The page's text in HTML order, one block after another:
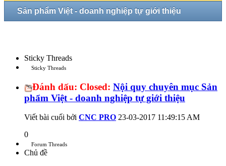
Sản phẩm Việt - doanh nghiệp tự giới thiệu
Sticky Threads
Sticky Threads
Đánh dấu: Closed: Nội quy chuyên mục Sản
phẩm Việt - doanh nghiệp tự giới thiệu
Viết bài cuối bởi CNC PRO 23-03-2017 11:49:15 AM
0
Forum Threads
Chủ đề